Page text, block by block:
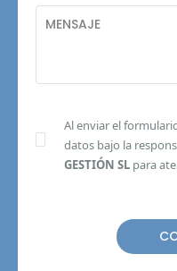
Al enviar el
datos bajo la
GESTIÓN SLpara